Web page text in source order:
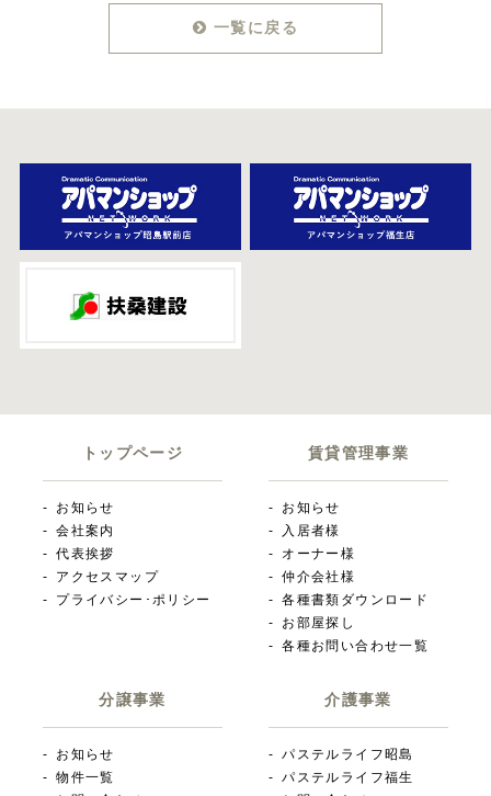
一覧に戻る
トップページ
お知らせ
会社案内
代表挨拶
アクセスマップ
プライバシー･ポリシー
賃貸管理事業
お知らせ
入居者様
オーナー様
仲介会社様
各種書類ダウンロード
お部屋探し
各種お問い合わせ一覧
分譲事業
お知らせ
物件一覧
介護事業
パステルライフ昭島
パステルライフ福生